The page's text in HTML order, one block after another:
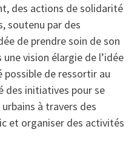
des actions de solidarité
soutenu par des
de prendre soin de son
vision élargie de l’idée
possible de ressortir au
des initiatives pour se
à travers des
et organiser des activités